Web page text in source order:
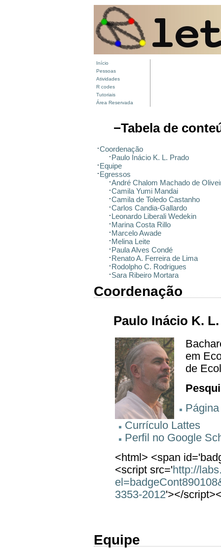
Início
Pessoas
Atividades
R codes
Tutoriais
Área Reservada
−Tabela de
Coordenação
Paulo Inácio K. L. Prado
Equipe
Egressos
André Chalom Machado de
Camila Yumi Mandai
Camila de Toledo Castanho
Carlos Candia-Gallardo
Leonardo Liberali Wedekin
Marina Costa Rillo
Marcelo Awade
Melina Leite
Paula Alves Condé
Renato A. Ferreira de Lima
Rodolpho C. Rodrigues
Sara Ribeiro Mortara
Coordenação
Paulo Inácio K.
em
de
Currículo Lattes
Perfil no Google
<html> <span
<script src='http://
3353-2012'></
Equipe